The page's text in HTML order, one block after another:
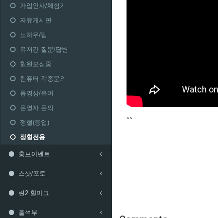
가입인사/체험기
자유게시판
노하우/팁
유저간 질문/답변
혈원모집중
컴퓨터 각종문의
동영상/유머
운영자 문의
쟁혈(등업)
쟁혈전용
홍보이벤트
스샷/포토
린2 혈마크
출석부
^^